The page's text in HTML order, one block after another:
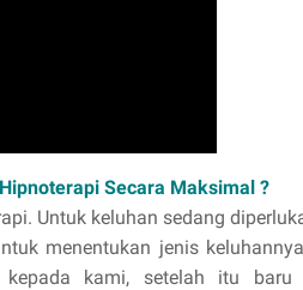
Secara Maksimal ?
Untuk keluhan sedang
menentukan jenis
kami, setelah itu baru